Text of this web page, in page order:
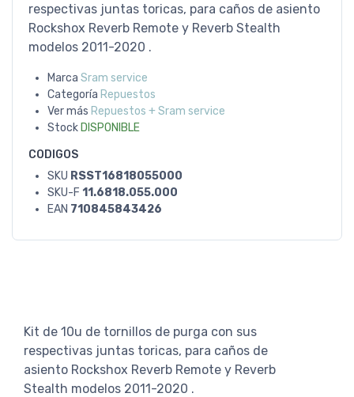
respectivas juntas toricas, para caños de asiento
Rockshox Reverb Remote y Reverb Stealth
modelos 2011-2020 .
Marca Sram service
Categoría Repuestos
Ver más Repuestos + Sram service
Stock DISPONIBLE
CODIGOS
SKU RSST16818055000
SKU-F 11.6818.055.000
EAN 710845843426
Kit de 10u de tornillos de purga con sus
respectivas juntas toricas, para caños de
asiento Rockshox Reverb Remote y Reverb
Stealth modelos 2011-2020 .